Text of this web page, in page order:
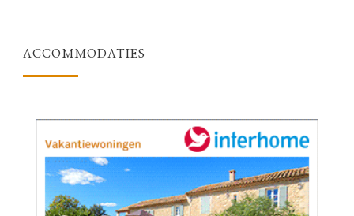
ACCOMMODATIES